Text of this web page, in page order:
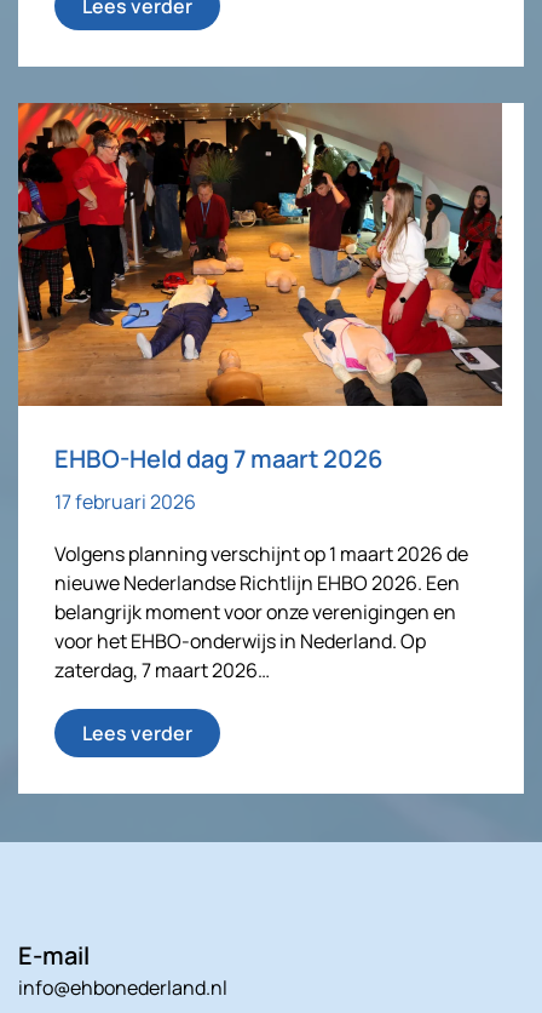
Lees verder
EHBO-Held dag 7 maart 2026
17 februari 2026
Volgens planning verschijnt op 1 maart 2026 de
nieuwe Nederlandse Richtlijn EHBO 2026. Een
belangrijk moment voor onze verenigingen en
voor het EHBO-onderwijs in Nederland. Op
zaterdag, 7 maart 2026…
Lees verder
E-mail
info@ehbonederland.nl